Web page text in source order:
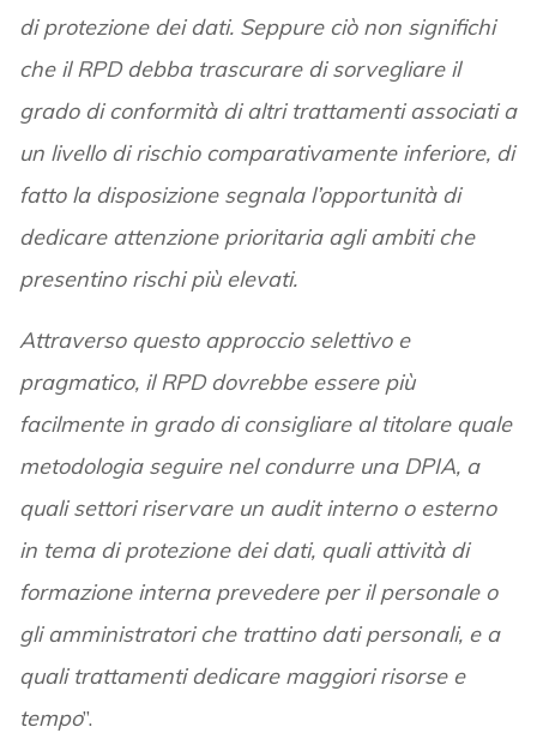
di protezione dei dati. Seppure ciò non significhi
che il RPD debba trascurare di sorvegliare il
grado di conformità di altri trattamenti associati a
un livello di rischio comparativamente inferiore, di
fatto la disposizione segnala l’opportunità di
dedicare attenzione prioritaria agli ambiti che
presentino rischi più elevati.
Attraverso questo approccio selettivo e
pragmatico, il RPD dovrebbe essere più
facilmente in grado di consigliare al titolare quale
metodologia seguire nel condurre una DPIA, a
quali settori riservare un audit interno o esterno
in tema di protezione dei dati, quali attività di
formazione interna prevedere per il personale o
gli amministratori che trattino dati personali, e a
quali trattamenti dedicare maggiori risorse e
tempo”.